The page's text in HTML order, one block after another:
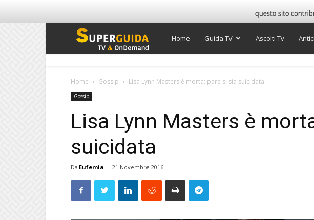
Super
Home Guida TV Ascolti Tv
Home Gossip Lisa Lynn Masters è morta: pare si sia suicidata
Gossip
Lisa Lynn Masters è
suicidata
Da Eufemia - 21 Novembre 2016